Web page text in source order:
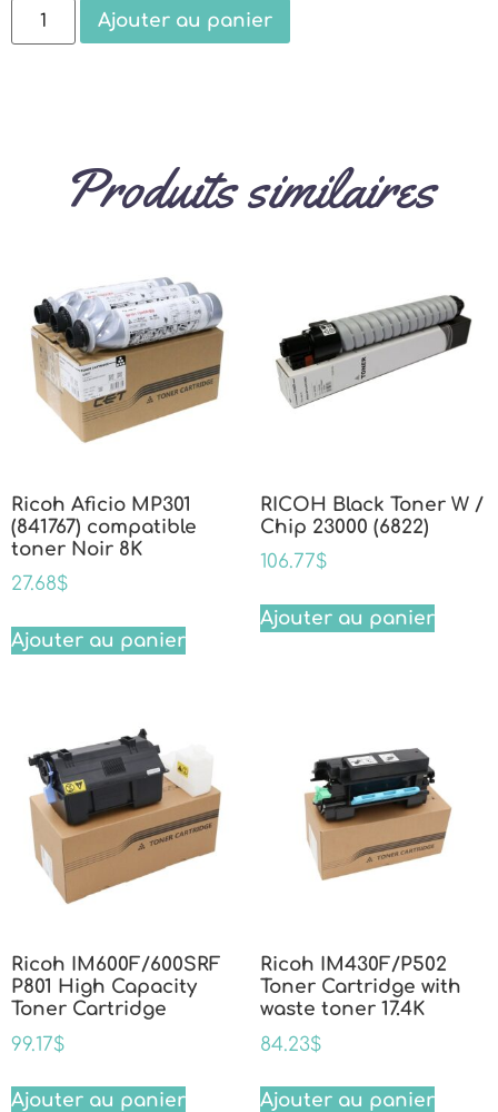
Ajouter au panier
Produits similaires
Ricoh Aficio MP301
(841767) compatible
toner Noir 8K
27.68$
Ajouter au panier
RICOH Black Toner W /
Chip 23000 (6822)
106.77$
Ajouter au panier
Ricoh IM600F/600SRF
P801 High Capacity
Toner Cartridge
99.17$
Ajouter au panier
Ricoh IM430F/P502
Toner Cartridge with
waste toner 17.4K
84.23$
Ajouter au panier